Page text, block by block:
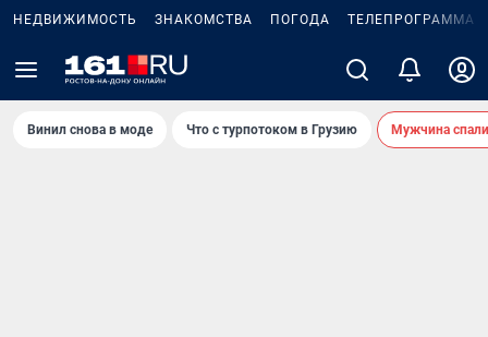
НЕДВИЖИМОСТЬ ЗНАКОМСТВА ПОГОДА ТЕЛЕПРОГРАММА
Винил снова в моде Что с турпотоком в Грузию Мужчина